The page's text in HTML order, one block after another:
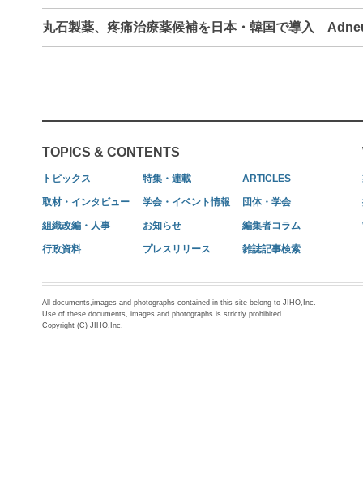
丸石製薬、疼痛治療薬候補を日本・韓国で導入
TOPICS & CONTENTS
トピックス 特集・連載 ARTICLES
取材・インタビュー 学会・イベント情報 団体・学会
組織改編・人事 お知らせ 編集者コラム
行政資料 プレスリリース 雑誌記事検索
All documents,images and photographs contained in this site belong to JIHO,Inc.
Use of these documents, images and photographs is strictly prohibited.
Copyright (C) JIHO,Inc.